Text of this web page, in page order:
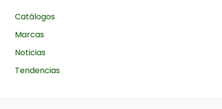
Catálogos
Marcas
Noticias
Tendencias